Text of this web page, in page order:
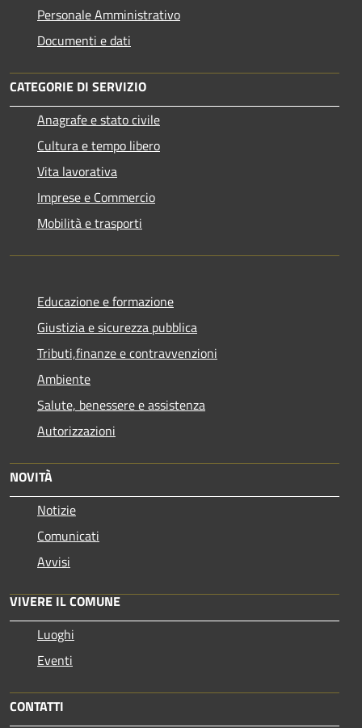
Personale Amministrativo
Documenti e dati
CATEGORIE DI SERVIZIO
Anagrafe e stato civile
Cultura e tempo libero
Vita lavorativa
Imprese e Commercio
Mobilità e trasporti
Educazione e formazione
Giustizia e sicurezza pubblica
Tributi,finanze e contravvenzioni
Ambiente
Salute, benessere e assistenza
Autorizzazioni
NOVITÀ
Notizie
Comunicati
Avvisi
VIVERE IL COMUNE
Luoghi
Eventi
CONTATTI